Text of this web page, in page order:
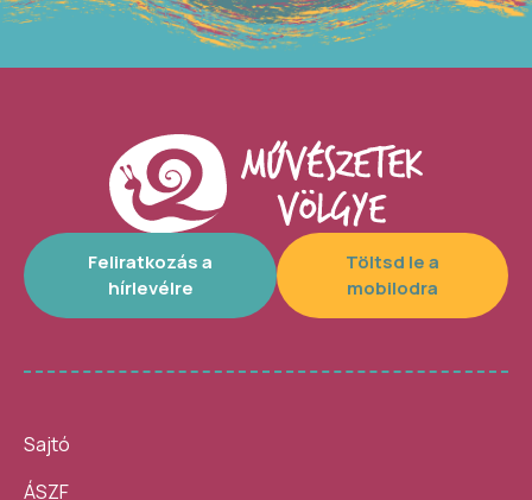
Feliratkozás a
hírlevélre
Töltsd le a
mobilodra
Sajtó
ÁSZF